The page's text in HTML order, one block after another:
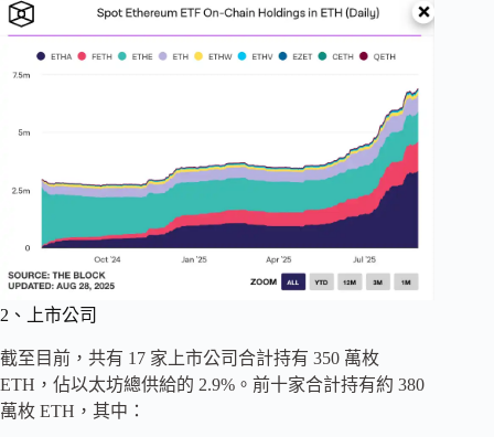
2、上市公司
截至目前，共有 17 家上市公司合計持有 350 萬枚
ETH，佔以太坊總供給的 2.9%。前十家合計持有約 380
萬枚 ETH，其中：